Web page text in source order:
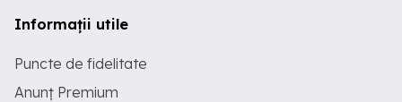
Informații utile
Puncte de fidelitate
Anunț Premium